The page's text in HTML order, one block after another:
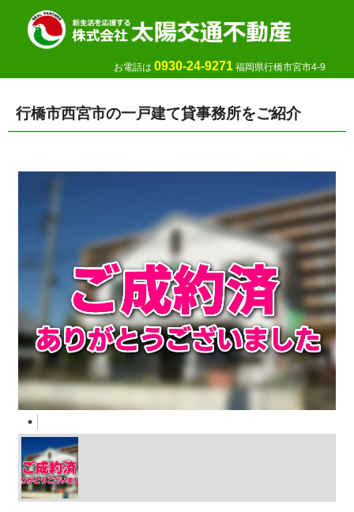
お電話は 0930-24-9271 福岡県行橋市宮市4-9
行橋市西宮市の一戸建て貸事務所をご紹介